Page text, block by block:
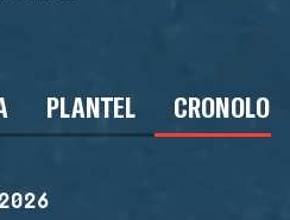
PLANTEL
2026